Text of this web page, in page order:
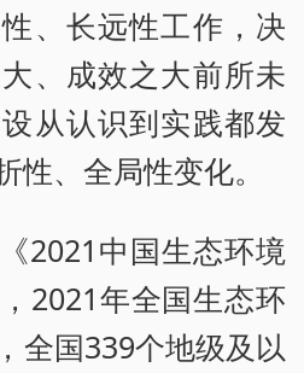
、长远性工作，决
、成效之大前所未
从认识到实践都发
、全局性变化。
2021中国生态环境
2021年全国生态环
全国339个地级及以